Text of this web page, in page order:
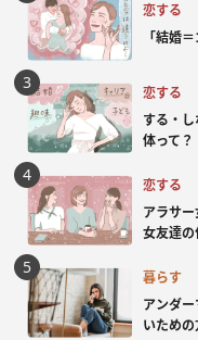
恋する
「結婚
恋する
する・
体って？
恋する
アラサ
女友達
暮らす
アンダ
いため